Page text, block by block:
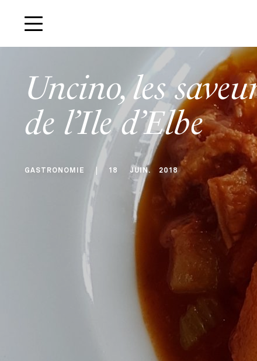
Uncino, les
de l’Ile d’Elbe
GASTRONOMIE 18 JUIN. 2018